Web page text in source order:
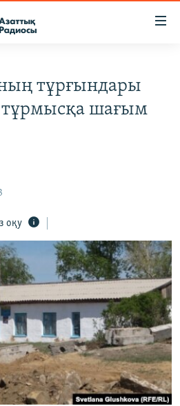
тұрғындары
шағым
оқу